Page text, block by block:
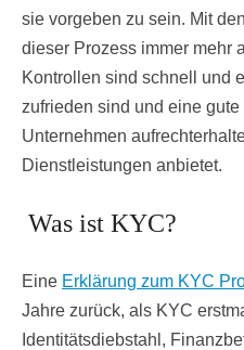
sie vorgeben zu sein. Mit
dieser Prozess immer mehr
Kontrollen sind schnell und
zufrieden sind und eine
Unternehmen
Dienstleistungen anbietet.
Was ist KYC?
Eine Erklärung zum KYC
Jahre zurück, als KYC
Identitätsdiebstahl,